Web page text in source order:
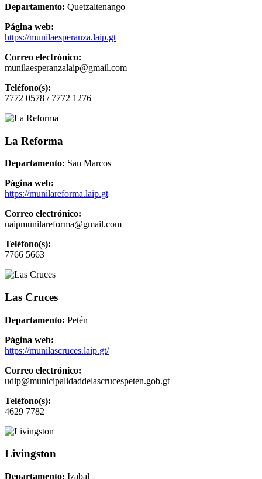
Departamento: Quetzaltenango
Página web:
https://munilaesperanza.laip.gt
Correo electrónico:
munilaesperanzalaip@gmail.com
Teléfono(s):
7772 0578 / 7772 1276
La Reforma
Departamento: San Marcos
Página web:
https://munilareforma.laip.gt
Correo electrónico:
uaipmunilareforma@gmail.com
Teléfono(s):
7766 5663
Las Cruces
Departamento: Petén
Página web:
https://munilascruces.laip.gt/
Correo electrónico:
udip@municipalidaddelascrucespeten.gob.gt
Teléfono(s):
4629 7782
Livingston
Departamento: Izabal